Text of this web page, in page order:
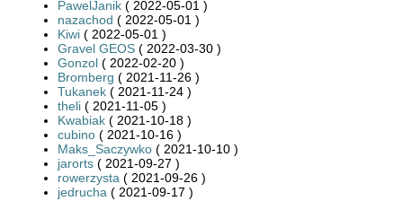
PawelJanik ( 2022-05-01 )
nazachod ( 2022-05-01 )
Kiwi ( 2022-05-01 )
Gravel GEOS ( 2022-03-30 )
Gonzol ( 2022-02-20 )
Bromberg ( 2021-11-26 )
Tukanek ( 2021-11-24 )
theli ( 2021-11-05 )
Kwabiak ( 2021-10-18 )
cubino ( 2021-10-16 )
Maks_Saczywko ( 2021-10-10 )
jarorts ( 2021-09-27 )
rowerzysta ( 2021-09-26 )
jedrucha ( 2021-09-17 )